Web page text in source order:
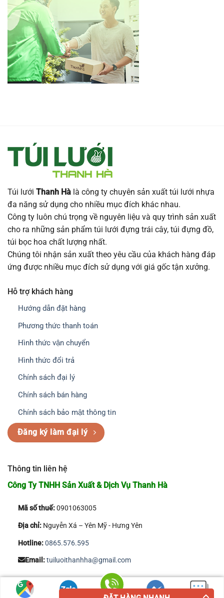
Túi lưới Thanh Hà là công ty chuyên sản xuất túi lưới nhựa
đa năng sử dụng cho nhiều mục đích khác nhau.
Công ty luôn chú trọng về nguyên liệu và quy trình sản xuất
cho ra những sản phẩm túi lưới đựng trái cây, túi đựng đồ,
túi bọc hoa chất lượng nhất.
Chúng tôi nhận sản xuất theo yêu cầu của khách hàng đáp
ứng được nhiều mục đích sử dụng với giá gốc tận xưởng.
Hỗ trợ khách hàng
Hướng dẫn đặt hàng
Phương thức thanh toán
Hình thức vận chuyển
Hình thức đổi trả
Chính sách đại lý
Chính sách bán hàng
Chính sách bảo mật thông tin
Đăng ký làm đại lý
Thông tin liên hệ
Công Ty TNHH Sản Xuất & Dịch Vụ Thanh Hà
Mã số thuế:0901063005
Địa chỉ:Nguyễn Xá – Yên Mỹ - Hưng Yên
Hotline:0865.576.595
Email:tuiluoithanhha@gmail.com
Copyright 2026 © Công Ty TNHH Sản Xuất & Dịch Vụ Thanh Hà